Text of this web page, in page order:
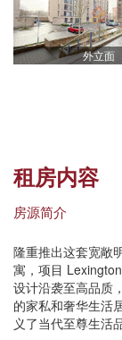
外立面
租房内容
房源简介
隆重推出这套宽敞
寓，项目
设计沿袭至高品质
的家私和奢华生活
义了当代至尊生活